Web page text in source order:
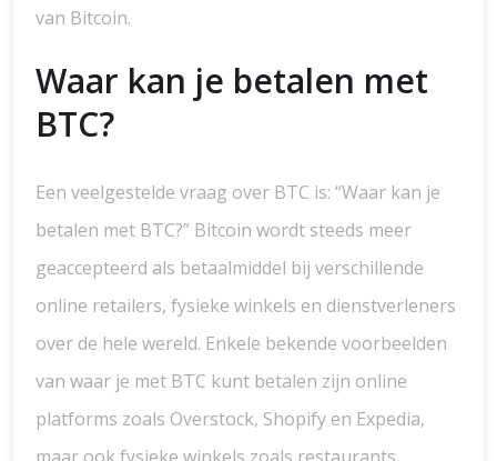
van Bitcoin.
Waar kan je betalen met
BTC?
Een veelgestelde vraag over BTC is: “Waar kan je
betalen met BTC?” Bitcoin wordt steeds meer
geaccepteerd als betaalmiddel bij verschillende
online retailers, fysieke winkels en dienstverleners
over de hele wereld. Enkele bekende voorbeelden
van waar je met BTC kunt betalen zijn online
platforms zoals Overstock, Shopify en Expedia,